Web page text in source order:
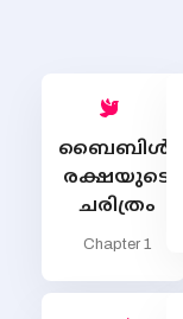
ബൈബിള്‍:
രക്ഷയുടെ
ചരിത്രം
Chapter 1